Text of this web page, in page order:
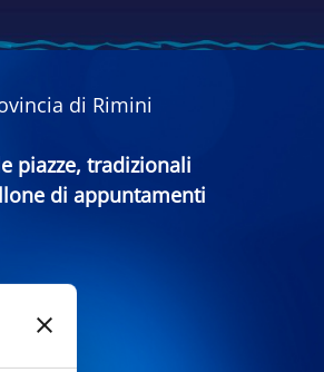
di Rimini
piazze, tradizionali
di appuntamenti